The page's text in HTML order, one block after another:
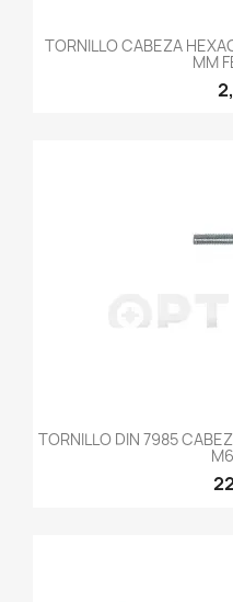
TORNILLO CABEZA
MM
TORNILLO DIN 7985